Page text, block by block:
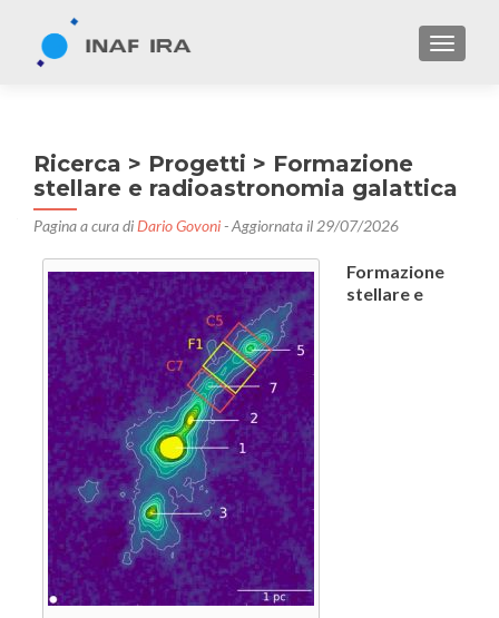
Ricerca > Progetti > Formazione
stellare e radioastronomia galattica
Pagina a cura diDario Govoni- Aggiornata il 29/07/2026
Formazione
stellare e